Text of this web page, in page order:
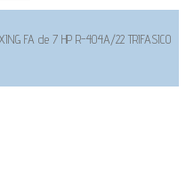
FA de 7 HP R-404A/22 TRIFASICO